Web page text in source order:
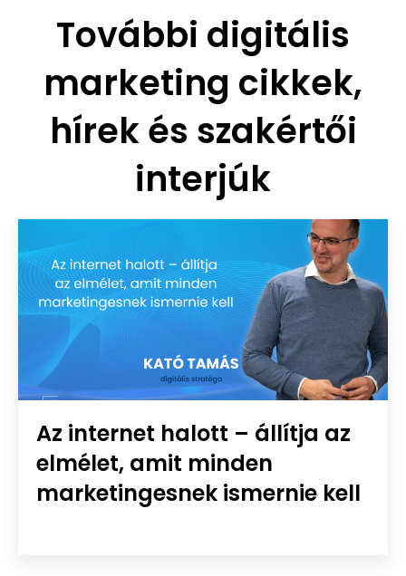
További digitális
marketing cikkek,
hírek és szakértői
interjúk
Az internet halott – állítja az
elmélet, amit minden
marketingesnek ismernie kell